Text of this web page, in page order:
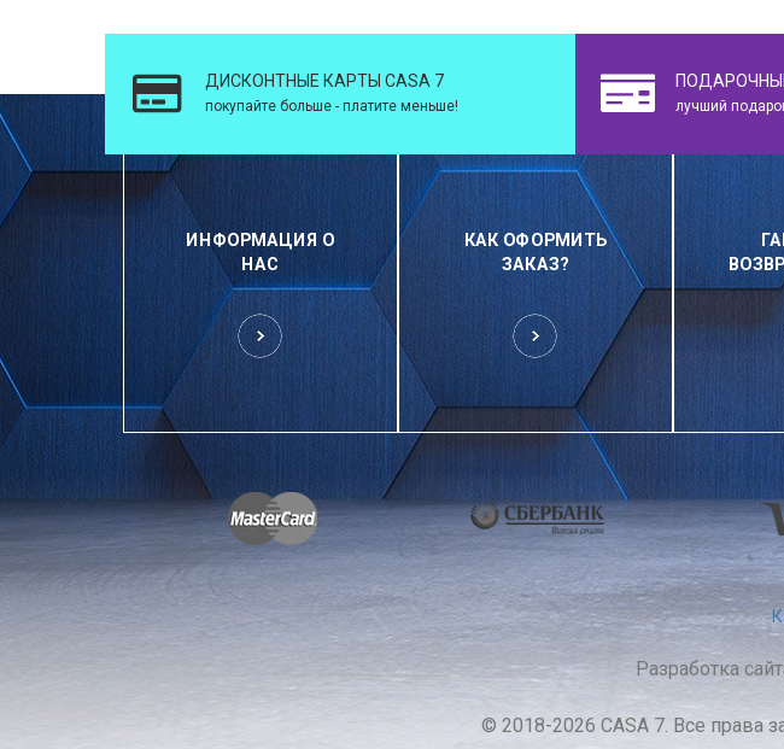
ДИСКОНТНЫЕ КАРТЫ CASA 7
покупайте больше - платите меньше! лучший
ИНФОРМАЦИЯ О
НАС
КАК ОФОРМИТЬ
ЗАКАЗ?
Разработка
© 2018-2026 CASA 7. Все права